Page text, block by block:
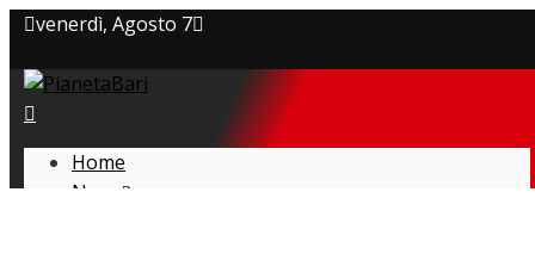
venerdì, Agosto 7
Privacy policy
Cookie Policy
Home
News